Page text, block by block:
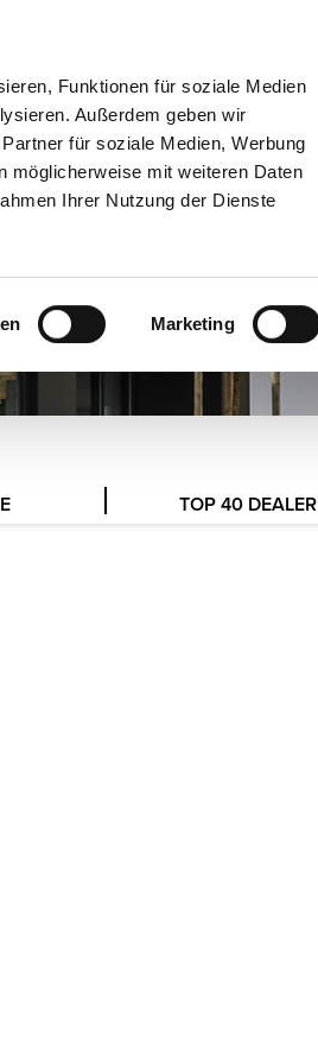
Funktionen für soziale Medien
Außerdem geben wir
für soziale Medien, Werbung
möglicherweise mit weiteren Daten
Ihrer Nutzung der Dienste
Marketing
TOP 40 DEALER